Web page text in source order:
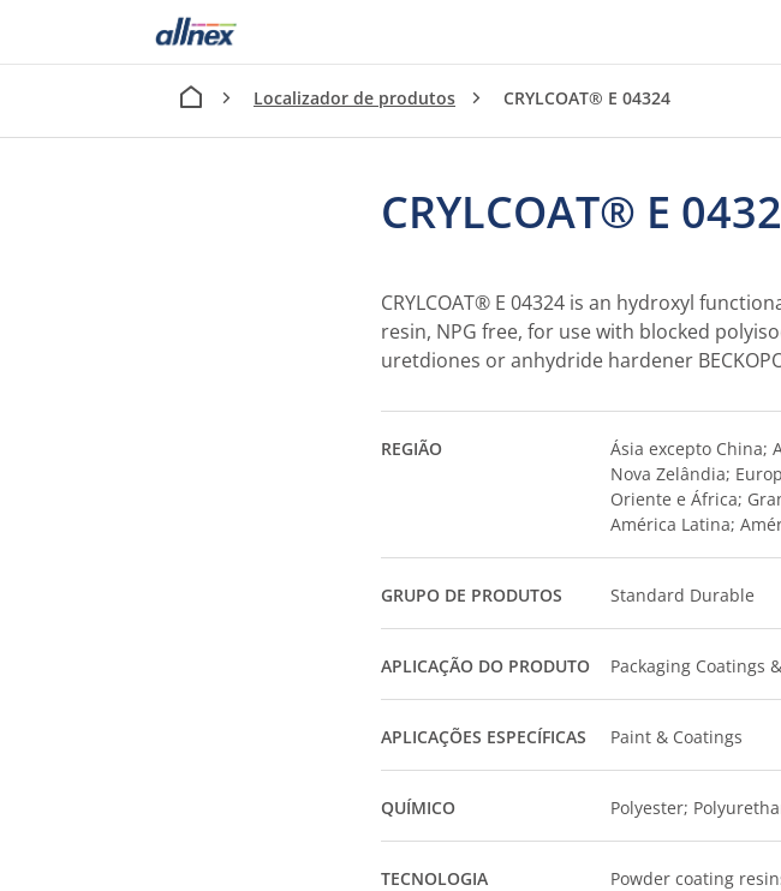
Localizador de produtos CRYLCOAT® E 04324
CRYLCOAT® E
CRYLCOAT® E 04324 is an hydroxyl
resin, NPG free, for use with blocked
uretdiones or anhydride hardener
REGIÃO
Ásia excepto China;
Nova Zelândia;
Oriente e África;
América Latina;
GRUPO DE PRODUTOS Standard Durable
APLICAÇÃO DO PRODUTO Packaging Coatings
APLICAÇÕES ESPECÍFICAS Paint & Coatings
QUÍMICO Polyester;
TECNOLOGIA Powder coating